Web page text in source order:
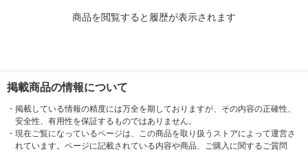
商品を閲覧すると履歴が表示されます
掲載商品の情報について
・ 掲載している情報の精度には万全を期しておりますが、その内容の正確性、
安全性、有用性を保証するものではありません。
・ 現在ご覧になっているページは、この商品を取り扱うストアによって運営さ
れています。ページに記載されている内容や商品、ご購入に関するご質問